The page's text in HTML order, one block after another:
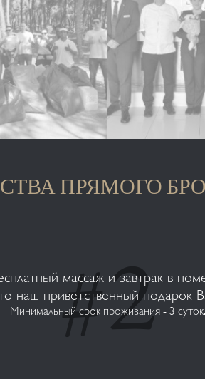
ПРЯМОГО
массаж и завтрак в
наш приветственный подарок
Минимальный срок проживания - 3 суток.